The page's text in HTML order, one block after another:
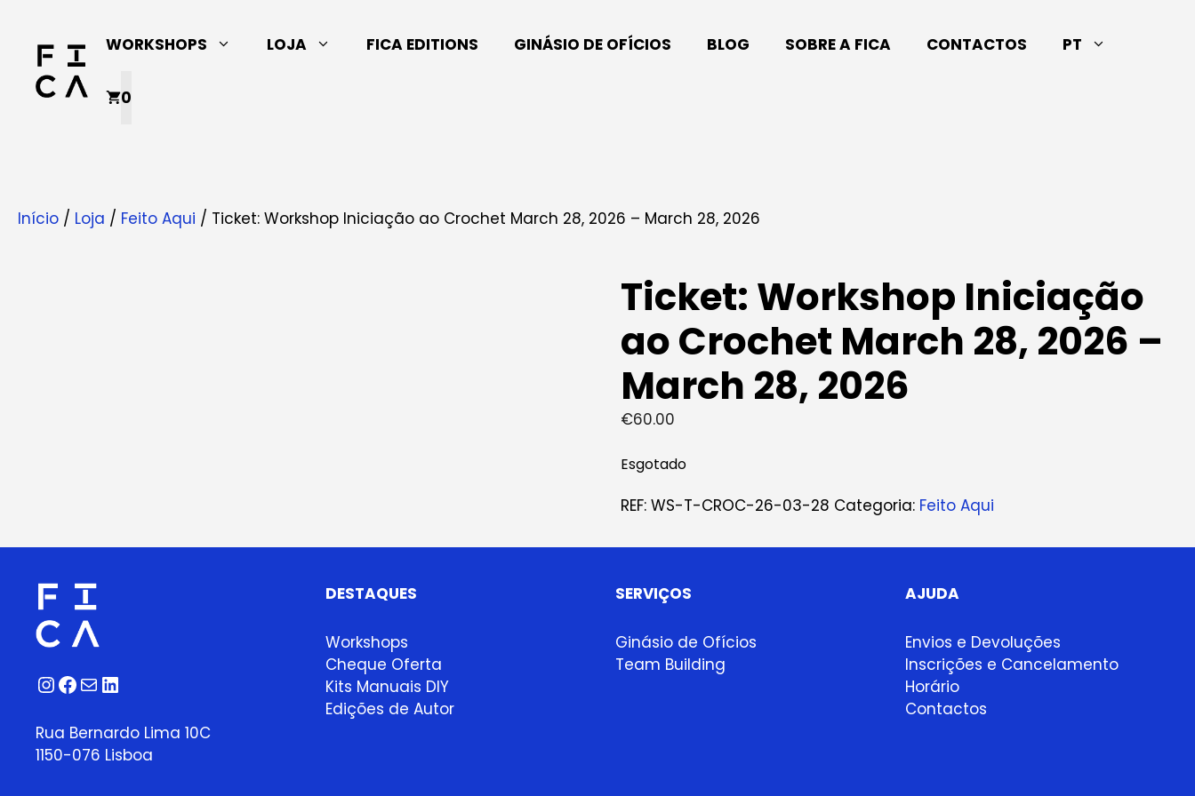
conteúdo
WORKSHOPS LOJA FICA EDITIONS GINÁSIO DE OFÍCIOS BLOG SOBRE A FICA CONTACTOS PT
0
Início / Loja / Feito Aqui / Ticket: Workshop Iniciação ao Crochet March 28, 2026 – March 28, 2026
Ticket: Workshop Iniciação
ao Crochet March 28, 2026 –
March 28, 2026
€60.00
Esgotado
REF:WS-T-CROC-26-03-28 Categoria: Feito Aqui
Instagram
Facebook
Correio
LinkedIn
Rua Bernardo Lima 10C
1150-076 Lisboa
DESTAQUES
Workshops
Cheque Oferta
Kits Manuais DIY
Edições de Autor
SERVIÇOS
Ginásio de Ofícios
Team Building
AJUDA
Envios e Devoluções
Inscrições e Cancelamento
Horário
Contactos